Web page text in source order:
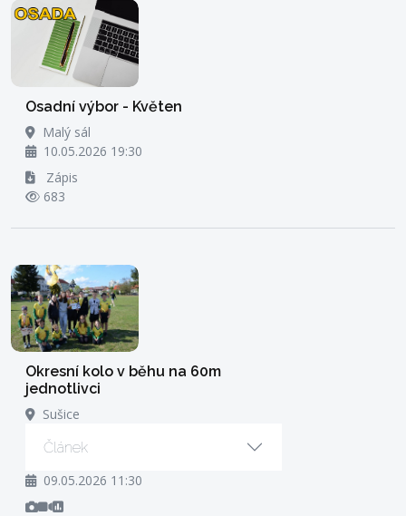
Osadní výbor - Květen
Malý sál
10.05.2026 19:30
Zápis
683
Okresní kolo v běhu na 60m
jednotlivci
Sušice
Článek
09.05.2026 11:30